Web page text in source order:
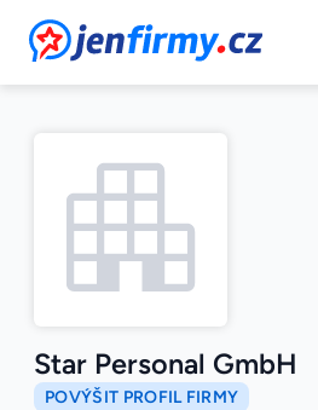
JenFirmy.cz
Star Personal GmbH
POVÝŠIT PROFIL FIRMY